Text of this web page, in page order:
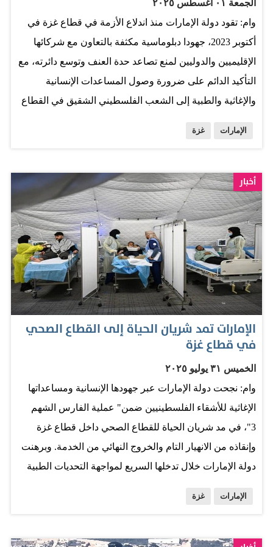
الريادي في دعم الشعوب المتضررة حول العالم. المصدر: وام
الجمعة ٠١ أغسطس ٢٠٢٥
وام: تقود دولة الإمارات منذ اندلاع الأزمة في قطاع غزة في
أكتوبر 2023، جهودا دبلوماسية مكثفة بالتعاون مع شركائها
الإقليميين والدوليين لمنع تصاعد حدة العنف وتوسع دائرته، مع
التأكيد الدائم على ضرورة وصول المساعدات الإنسانية
والإغاثية والطبية إلى الشعب الفلسطيني الشقيق في القطاع
الفلسطيني الشقيق مزيدا من المآسي والمعاناة الإنسانية، مما
يتسق مع المواقف العربية والدولية. واستحوذت جهود وقف
العنف والتصعيد الدائر في قطاع غزة على جانب مهم من
اتصالات ولقاءات التي أجراها صاحب السمو الشيخ محمد بن
زايد آل نهيان رئيس الدولة “حفظه الله”، مع قادة الدول
العربية والأجنبية، خلال الفترة الماضية، والتي ركزت على
حشد الجهود الدولية لضمان احترام القانون الدولي الإنساني
وتوفير الحماية للمدنيين وتجنيبهم المعاناة المتفاقمة نتيجة
التطورات الميدانية المقلقة. وشارك صاحب السمو الشيخ
محمد بن زايد آل نهيان رئيس الدولة “حفظه الله”، في
الاجتماع الاستثنائي الذي عقده قادة مجموعة “بريكس” في
نوفمبر 2023 بشأن الأوضاع في قطاع غزة عبر تقنية الاتصال
المرئي، حيث جدد سموه دعوة دولة الإمارات إلى حماية
المدنيين في قطاع غزة وتأمين وصول المساعدات الإنسانية
إلى قطاع غزة بشكل آمن وعاجل ومستدام دون عوائق…
الإمارات غزة
أخبار
الإمارات تمد شريان الحياة إلى القطاع الصحي
في قطاع غزة
الخميس ٣١ يوليو ٢٠٢٥
وام: نجحت دولة الإمارات عبر جهودها الإنسانية ومساعداتها
الإغاثية للأشقاء الفلسطينيين ضمن" عملية الفارس الشهم
3"، في مد شريان الحياة للقطاع الصحي داخل قطاع غزة
وإنقاذه من الانهيار التام والخروج النهائي من الخدمة. وبرهنت
دولة الإمارات خلال تدخلها السريع لمواجهة التحديات الطبية
القطاع أو المستشفى العائم الذي أرسلته إلى مدينة العريش
الإمارات غزة